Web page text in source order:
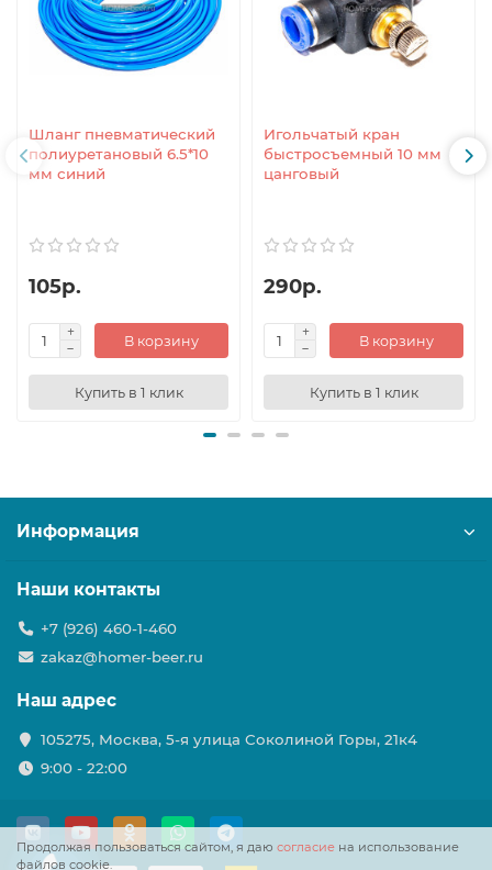
Шланг пневматический
полиуретановый 6.5*10
мм синий
105р.
В корзину
Купить в 1 клик
Игольчатый кран
быстросъемный 10 мм
цанговый
290р.
В корзину
Купить в 1 клик
Продолжая пользоваться сайтом, я даю согласие на использование
файлов cookie.
Информация
Наши контакты
+7 (926) 460-1-460
zakaz@homer-beer.ru
Наш адрес
105275, Москва, 5-я улица Соколиной Горы, 21к4
9:00 - 22:00